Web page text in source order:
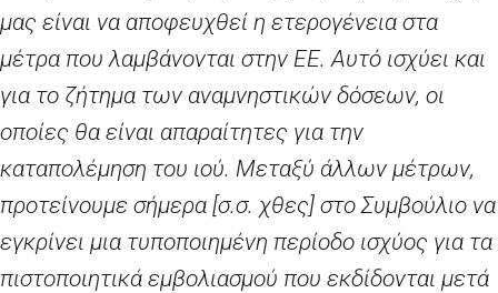
μας είναι να αποφευχθεί η ετερογένεια στα
μέτρα που λαμβάνονται στην ΕΕ. Αυτό ισχύει και
για το ζήτημα των αναμνηστικών δόσεων, οι
οποίες θα είναι απαραίτητες για την
καταπολέμηση του ιού. Μεταξύ άλλων μέτρων,
προτείνουμε σήμερα [σ.σ. χθες] στο Συμβούλιο να
εγκρίνει μια τυποποιημένη περίοδο ισχύος για τα
πιστοποιητικά εμβολιασμού που εκδίδονται μετά